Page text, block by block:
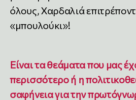
όλους, Χαρδαλιά
«μπουλούκι»!
Είναι τα θεάματα που μας
περισσότερο ή η
σαφήνεια για την